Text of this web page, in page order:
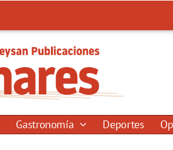
Gastronomía Deportes